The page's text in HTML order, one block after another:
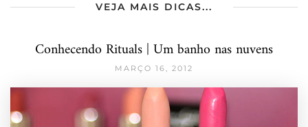
VEJA MAIS DICAS...
Conhecendo Rituals | Um banho nas nuvens
MARÇO 16, 2012